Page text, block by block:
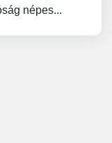
népes...